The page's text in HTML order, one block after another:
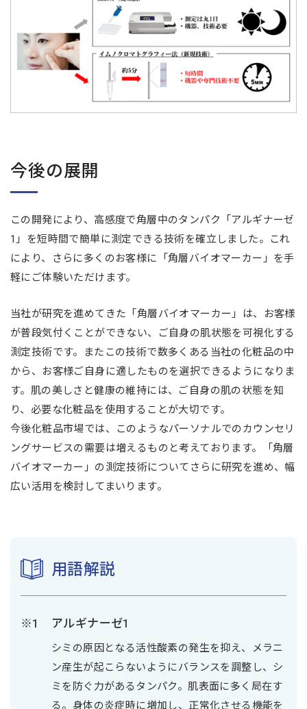
今後の展開
この開発により、高感度で角層中のタンパク「アルギナーゼ
1」を短時間で簡単に測定できる技術を確立しました。これ
により、さらに多くのお客様に「角層バイオマーカー」を手
軽にご体験いただけます。
当社が研究を進めてきた「角層バイオマーカー」は、お客様
が普段気付くことができない、ご自身の肌状態を可視化する
測定技術です。またこの技術で数多くある当社の化粧品の中
から、お客様ご自身に適したものを選択できるようになりま
す。肌の美しさと健康の維持には、ご自身の肌の状態を知
り、必要な化粧品を使用することが大切です。
今後化粧品市場では、このようなパーソナルでのカウンセリ
ングサービスの需要は増えるものと考えております。「角層
バイオマーカー」の測定技術についてさらに研究を進め、幅
広い活用を検討してまいります。
用語解説
アルギナーゼ1
シミの原因となる活性酸素の発生を抑え、メラニ
ン産生が起こらないようにバランスを調整し、シ
ミを防ぐ力があるタンパク。肌表面に多く局在す
る。身体の炎症時に増加し、正常化させる機能を